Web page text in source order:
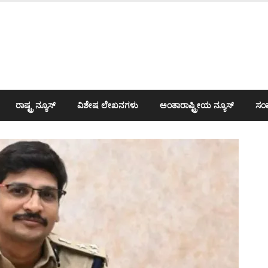
ರಾಷ್ಟ್ರ ನ್ಯೂಸ್ ವಿಶೇಷ ಲೇಖನಗಳು ಅಂತಾರಾಷ್ಟ್ರೀಯ ನ್ಯೂಸ್